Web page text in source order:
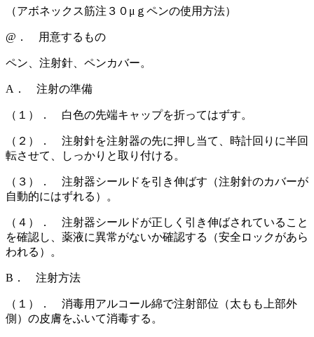
（アボネックス筋注３０μｇペンの使用方法）
@． 用意するもの
ペン、注射針、ペンカバー。
A． 注射の準備
（１）． 白色の先端キャップを折ってはずす。
（２）． 注射針を注射器の先に押し当て、時計回りに半回
転させて、しっかりと取り付ける。
（３）． 注射器シールドを引き伸ばす（注射針のカバーが
自動的にはずれる）。
（４）． 注射器シールドが正しく引き伸ばされていること
を確認し、薬液に異常がないか確認する（安全ロックがあら
われる）。
B． 注射方法
（１）． 消毒用アルコール綿で注射部位（太もも上部外
側）の皮膚をふいて消毒する。